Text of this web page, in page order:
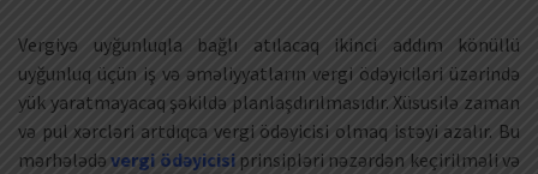
Vergiyə uyğunluqla bağlı atılacaq ikinci addım könüllü
uyğunluq üçün iş və əməliyyatların vergi ödəyiciləri üzərində
yük yaratmayacaq şəkildə planlaşdırılmasıdır. Xüsusilə zaman
və pul xərcləri artdıqca vergi ödəyicisi olmaq istəyi azalır. Bu
mərhələdəvergi ödəyicisiprinsipləri nəzərdən keçirilməli və